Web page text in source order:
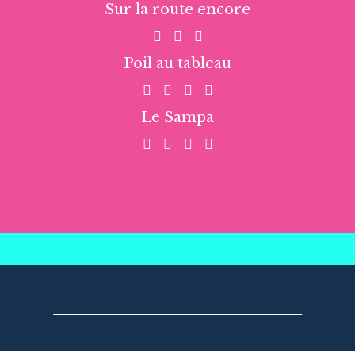
Sur la route encore
Poil au tableau
Le Sampa